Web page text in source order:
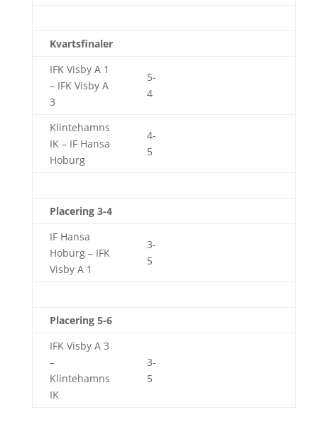
Kvartsfinaler
IFK Visby A 1
– IFK Visby A
3
5-
4
Klintehamns
IK – IF Hansa
Hoburg
4-
5
Placering 3-4
IF Hansa
Hoburg – IFK
Visby A 1
3-
5
Placering 5-6
IFK Visby A 3
–
Klintehamns
IK
3-
5